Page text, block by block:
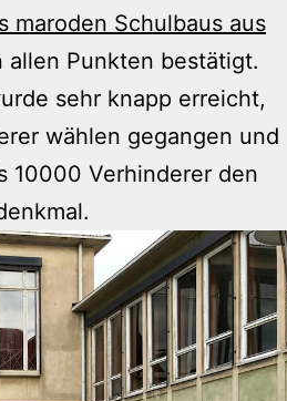
maroden Schulbaus aus
allen Punkten bestätigt.
sehr knapp erreicht,
wählen gegangen und
10000 Verhinderer den